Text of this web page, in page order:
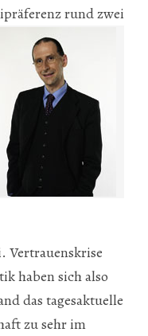
rund zwei
Vertrauenskrise
haben sich also
das tagesaktuelle
zu sehr im